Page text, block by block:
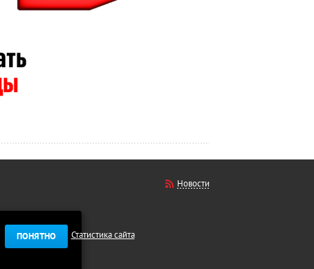
ПОНЯТНО
Новости
Статистика сайта